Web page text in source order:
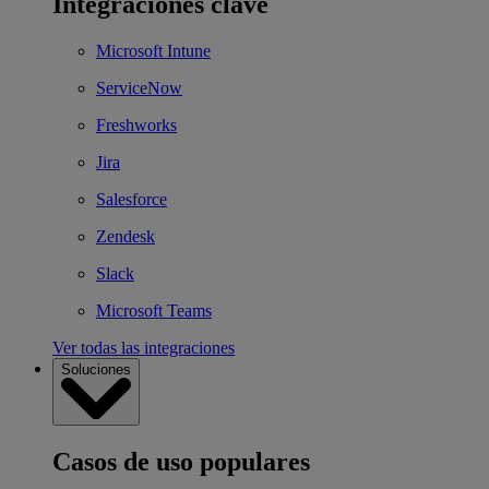
Microsoft Intune
ServiceNow
Freshworks
Jira
Salesforce
Zendesk
Slack
Microsoft Teams
Ver todas las integraciones
Soluciones
Casos de uso populares